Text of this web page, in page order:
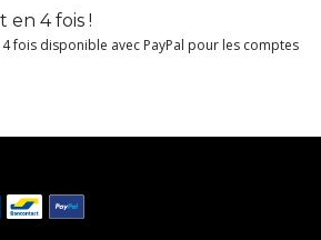
en 4 fois !
4 fois disponible avec PayPal pour les comptes